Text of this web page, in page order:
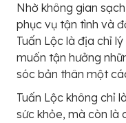
Nhờ không gian
phục vụ tận tình và
Tuấn Lộc là địa chỉ
muốn tận hưởng
sóc bản thân một
Tuấn Lộc không chỉ
sức khỏe, mà còn là